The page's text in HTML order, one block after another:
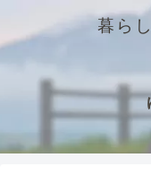
暮ら